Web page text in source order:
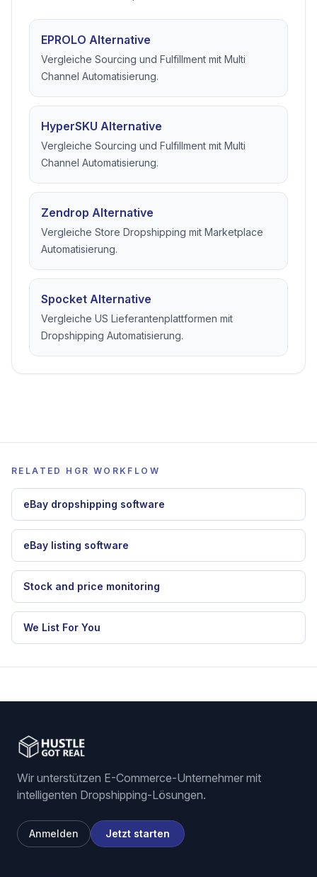
EPROLO Alternative
Vergleiche Sourcing und Fulfillment mit Multi
Channel Automatisierung.
HyperSKU Alternative
Vergleiche Sourcing und Fulfillment mit Multi
Channel Automatisierung.
Zendrop Alternative
Vergleiche Store Dropshipping mit Marketplace
Automatisierung.
Spocket Alternative
Vergleiche US Lieferantenplattformen mit
Dropshipping Automatisierung.
RELATED HGR WORKFLOW
eBay dropshipping software
eBay listing software
Stock and price monitoring
We List For You
Wir unterstützen E-Commerce-Unternehmer mit
intelligenten Dropshipping-Lösungen.
Anmelden Jetzt starten